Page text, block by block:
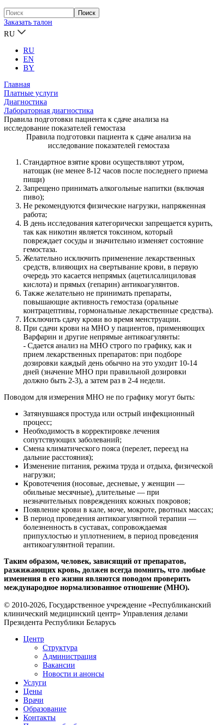
Заказать талон
RU
RU
EN
BY
Главная
Платные услуги
Диагностика
Лабораторная диагностика
Правила подготовки пациента к сдаче анализа на
исследование показателей гемостаза
Правила подготовки пациента к сдаче анализа на
исследование показателей гемостаза
Стандартное взятие крови осуществляют утром,
натощак (не менее 8-12 часов после последнего приема
пищи)
Запрещено принимать алкогольные напитки (включая
пиво);
Не рекомендуются физические нагрузки, напряженная
работа;
В день исследования категорически запрещается курить,
так как никотин является токсином, который
повреждает сосуды и значительно изменяет состояние
гемостаза.
Желательно исключить применение лекарственных
средств, влияющих на свертывание крови, в первую
очередь это касается непрямых (ацетилсалициловая
кислота) и прямых (гепарин) антикоагулянтов.
Также желательно не принимать препараты,
повышающие активность гемостаза (оральные
контрацептивы, гормональные лекарственные средства).
Исключить сдачу крови во время менструации.
При сдачи крови на МНО у пациентов, применяющих
Варфарин и другие непрямые антикоагулянты:
- Сдается анализ на МНО строго по графику, как и
прием лекарственных препаратов: при подборе
дозировки каждый день обычно на это уходит 10-14
дней (значение МНО при правильной дозировки
должно быть 2-3), а затем раз в 2-4 недели.
Поводом для измерения МНО не по графику могут быть:
Затянувшаяся простуда или острый инфекционный
процесс;
Необходимость в корректировке лечения
сопутствующих заболеваний;
Смена климатического пояса (перелет, переезд на
дальние расстояния);
Изменение питания, режима труда и отдыха, физической
нагрузки;
Кровотечения (носовые, десневые, у женщин —
обильные месячные), длительные — при
незначительных повреждениях кожных покровов;
Появление крови в кале, моче, мокроте, рвотных массах;
В период проведения антикоагулянтной терапии —
болезненность в суставах, сопровождаемая
припухлостью и уплотнением, в период проведения
антикоагулянтной терапии.
Таким образом, человек, зависящий от препаратов,
разжижающих кровь, должен всегда помнить, что любые
изменения в его жизни являются поводом проверить
международное нормализованное отношение (МНО).
© 2010-2026, Государственное учреждение «Республиканский
клинический медицинский центр» Управления делами
Президента Республики Беларусь
Центр
Структура
Администрация
Вакансии
Новости и анонсы
Услуги
Цены
Врачи
Образование
Контакты